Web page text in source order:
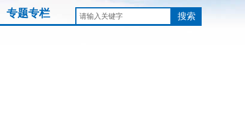
搜索
专题专栏